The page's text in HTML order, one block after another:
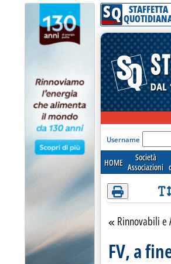
Attenzione! Esegui l'accesso per lèggere
SQ STAFFETTA
'Modulo
Username
HOME
Società
Associazioni
Torna alla sezione
Rinnovabili e
FV, a